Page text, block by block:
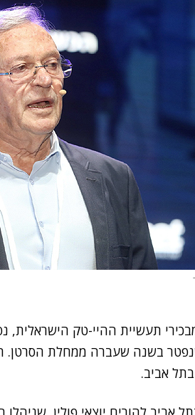
תעשיית ההיי-טק הישראלית, נפטר אמש (ש')
אביב.